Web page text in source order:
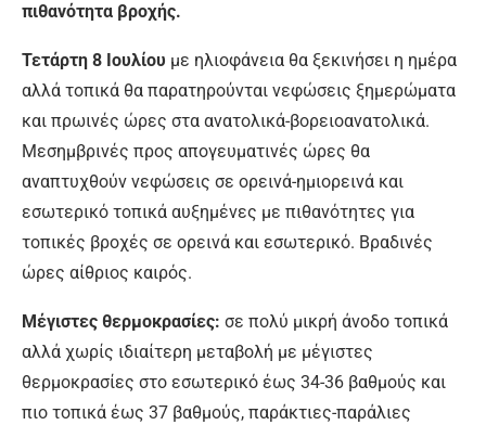
πιθανότητα βροχής.
Τετάρτη 8 Ιουλίου με ηλιοφάνεια θα ξεκινήσει η ημέρα
αλλά τοπικά θα παρατηρούνται νεφώσεις ξημερώματα
και πρωινές ώρες στα ανατολικά-βορειοανατολικά.
Μεσημβρινές προς απογευματινές ώρες θα
αναπτυχθούν νεφώσεις σε ορεινά-ημιορεινά και
εσωτερικό τοπικά αυξημένες με πιθανότητες για
τοπικές βροχές σε ορεινά και εσωτερικό. Βραδινές
ώρες αίθριος καιρός.
Μέγιστες θερμοκρασίες: σε πολύ μικρή άνοδο τοπικά
αλλά χωρίς ιδιαίτερη μεταβολή με μέγιστες
θερμοκρασίες στο εσωτερικό έως 34-36 βαθμούς και
πιο τοπικά έως 37 βαθμούς, παράκτιες-παράλιες